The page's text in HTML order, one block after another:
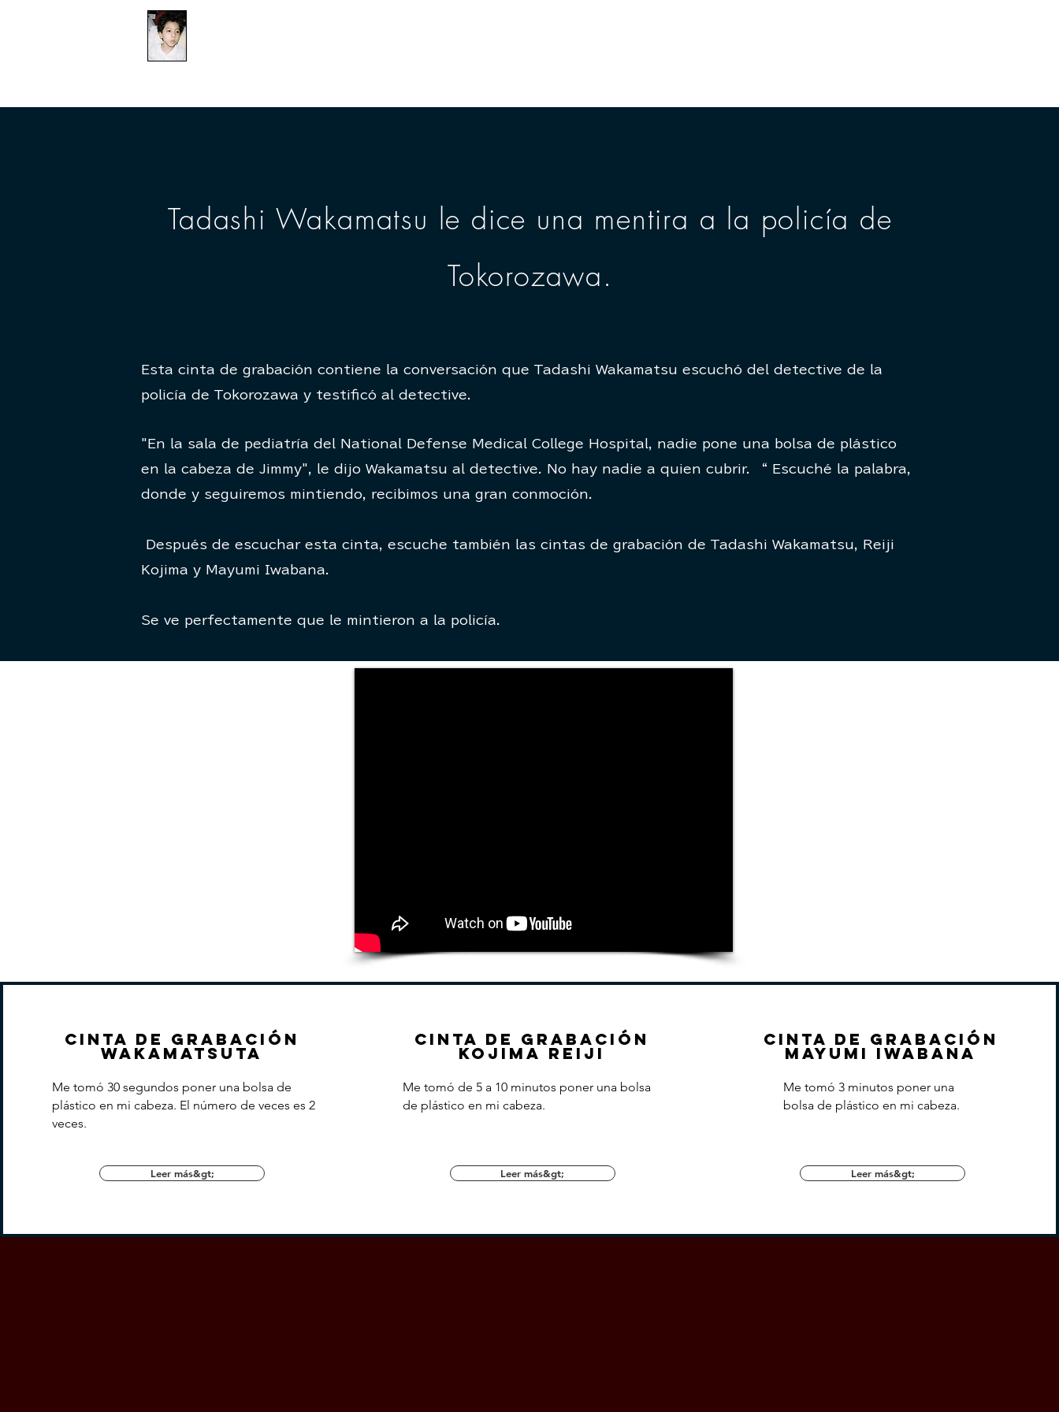
Tadashi Wakamatsu le dice una mentira a la policía de
Tokorozawa.
Esta cinta de grabación contiene la conversación que Tadashi Wakamatsu escuchó del detective de la
policía de Tokorozawa y testificó al detective.
"En la sala de pediatría del National Defense Medical College Hospital, nadie pone una bolsa de plástico
en la cabeza de Jimmy",
le dijo Wakamatsu al detective. No hay nadie a quien cubrir. “
Escuché la palabra,
donde y seguiremos mintiendo, recibimos una gran conmoción.
Después de escuchar esta cinta, escuche también las cintas de grabación de Tadashi Wakamatsu, Reiji
Kojima y Mayumi Iwabana.
Se ve perfectamente que le mintieron a la policía.
Cinta de grabación
Wakamatsuta
Me tomó 30 segundos poner una bolsa de
plástico en mi cabeza. El número de veces es 2
veces.
Leer más&gt;
Cinta de grabación
Kojima Reiji
Me tomó de 5 a 10 minutos poner una bolsa
de plástico en mi cabeza.
Leer más&gt;
Cinta de grabación
Mayumi Iwabana
Me tomó 3 minutos poner una
bolsa de plástico en mi cabeza.
Leer más&gt;